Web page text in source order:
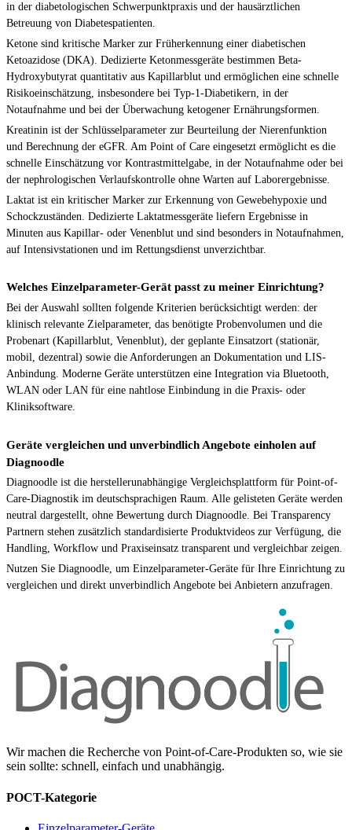
in der diabetologischen Schwerpunktpraxis und der hausärztlichen
Betreuung von Diabetespatienten.
Ketone sind kritische Marker zur Früherkennung einer diabetischen
Ketoazidose (DKA). Dedizierte Ketonmessgeräte bestimmen Beta-
Hydroxybutyrat quantitativ aus Kapillarblut und ermöglichen eine schnelle
Risikoeinschätzung, insbesondere bei Typ-1-Diabetikern, in der
Notaufnahme und bei der Überwachung ketogener Ernährungsformen.
Kreatinin ist der Schlüsselparameter zur Beurteilung der Nierenfunktion
und Berechnung der eGFR. Am Point of Care eingesetzt ermöglicht es die
schnelle Einschätzung vor Kontrastmittelgabe, in der Notaufnahme oder bei
der nephrologischen Verlaufskontrolle ohne Warten auf Laborergebnisse.
Laktat ist ein kritischer Marker zur Erkennung von Gewebehypoxie und
Schockzuständen. Dedizierte Laktatmessgeräte liefern Ergebnisse in
Minuten aus Kapillar- oder Venenblut und sind besonders in Notaufnahmen,
auf Intensivstationen und im Rettungsdienst unverzichtbar.
Welches Einzelparameter-Gerät passt zu meiner Einrichtung?
Bei der Auswahl sollten folgende Kriterien berücksichtigt werden: der
klinisch relevante Zielparameter, das benötigte Probenvolumen und die
Probenart (Kapillarblut, Venenblut), der geplante Einsatzort (stationär,
mobil, dezentral) sowie die Anforderungen an Dokumentation und LIS-
Anbindung. Moderne Geräte unterstützen eine Integration via Bluetooth,
WLAN oder LAN für eine nahtlose Einbindung in die Praxis- oder
Kliniksoftware.
Geräte vergleichen und unverbindlich Angebote einholen auf
Diagnoodle
Diagnoodle ist die herstellerunabhängige Vergleichsplattform für Point-of-
Care-Diagnostik im deutschsprachigen Raum. Alle gelisteten Geräte werden
neutral dargestellt, ohne Bewertung durch Diagnoodle. Bei Transparency
Partnern stehen zusätzlich standardisierte Produktvideos zur Verfügung, die
Handling, Workflow und Praxiseinsatz transparent und vergleichbar zeigen.
Nutzen Sie Diagnoodle, um Einzelparameter-Geräte für Ihre Einrichtung zu
vergleichen und direkt unverbindlich Angebote bei Anbietern anzufragen.
Wir machen die Recherche von Point-of-Care-Produkten so, wie sie
sein sollte: schnell, einfach und unabhängig.
POCT-Kategorie